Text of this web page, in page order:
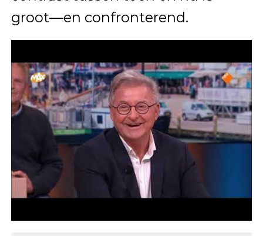
groot—en confronterend.